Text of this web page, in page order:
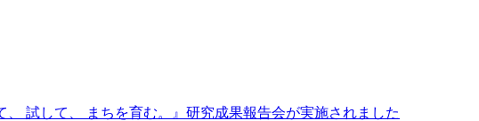
試して、 まちを育む。』研究成果報告会が実施されました